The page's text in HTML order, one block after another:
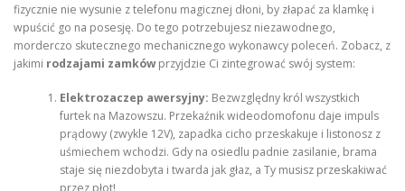
fizycznie nie wysunie z telefonu magicznej dłoni, by złapać za klamkę i
wpuścić go na posesję. Do tego potrzebujesz niezawodnego,
morderczo skutecznego mechanicznego wykonawcy poleceń. Zobacz, z
jakimi rodzajami zamkówprzyjdzie Ci zintegrować swój system:
Elektrozaczep awersyjny: Bezwzględny król wszystkich
furtek na Mazowszu. Przekaźnik wideodomofonu daje impuls
prądowy (zwykle 12V), zapadka cicho przeskakuje i listonosz z
uśmiechem wchodzi. Gdy na osiedlu padnie zasilanie, brama
staje się niezdobyta i twarda jak głaz, a Ty musisz przeskakiwać